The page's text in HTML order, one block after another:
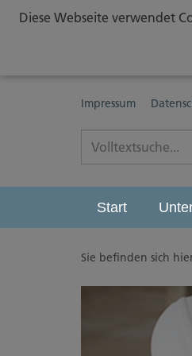
Diese Webseite verwendet
Impressum
Start
Sie befinden sich